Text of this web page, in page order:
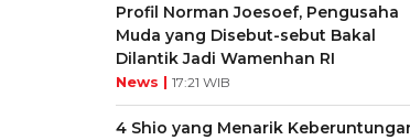
Profil Norman Joesoef, Pengusaha
Muda yang Disebut-sebut Bakal
Dilantik Jadi Wamenhan RI
News | 17:21 WIB
4 Shio yang Menarik